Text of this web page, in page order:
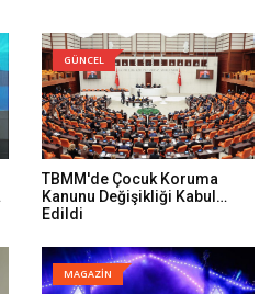
GÜNCEL
TBMM'de Çocuk Koruma
Kanunu Değişikliği Kabul
Edildi
MAGAZİN